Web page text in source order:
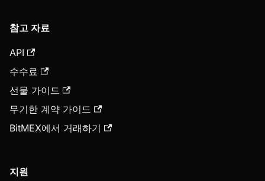
참고 자료
API
수수료
선물 가이드
무기한 계약 가이드
BitMEX에서 거래하기
지원